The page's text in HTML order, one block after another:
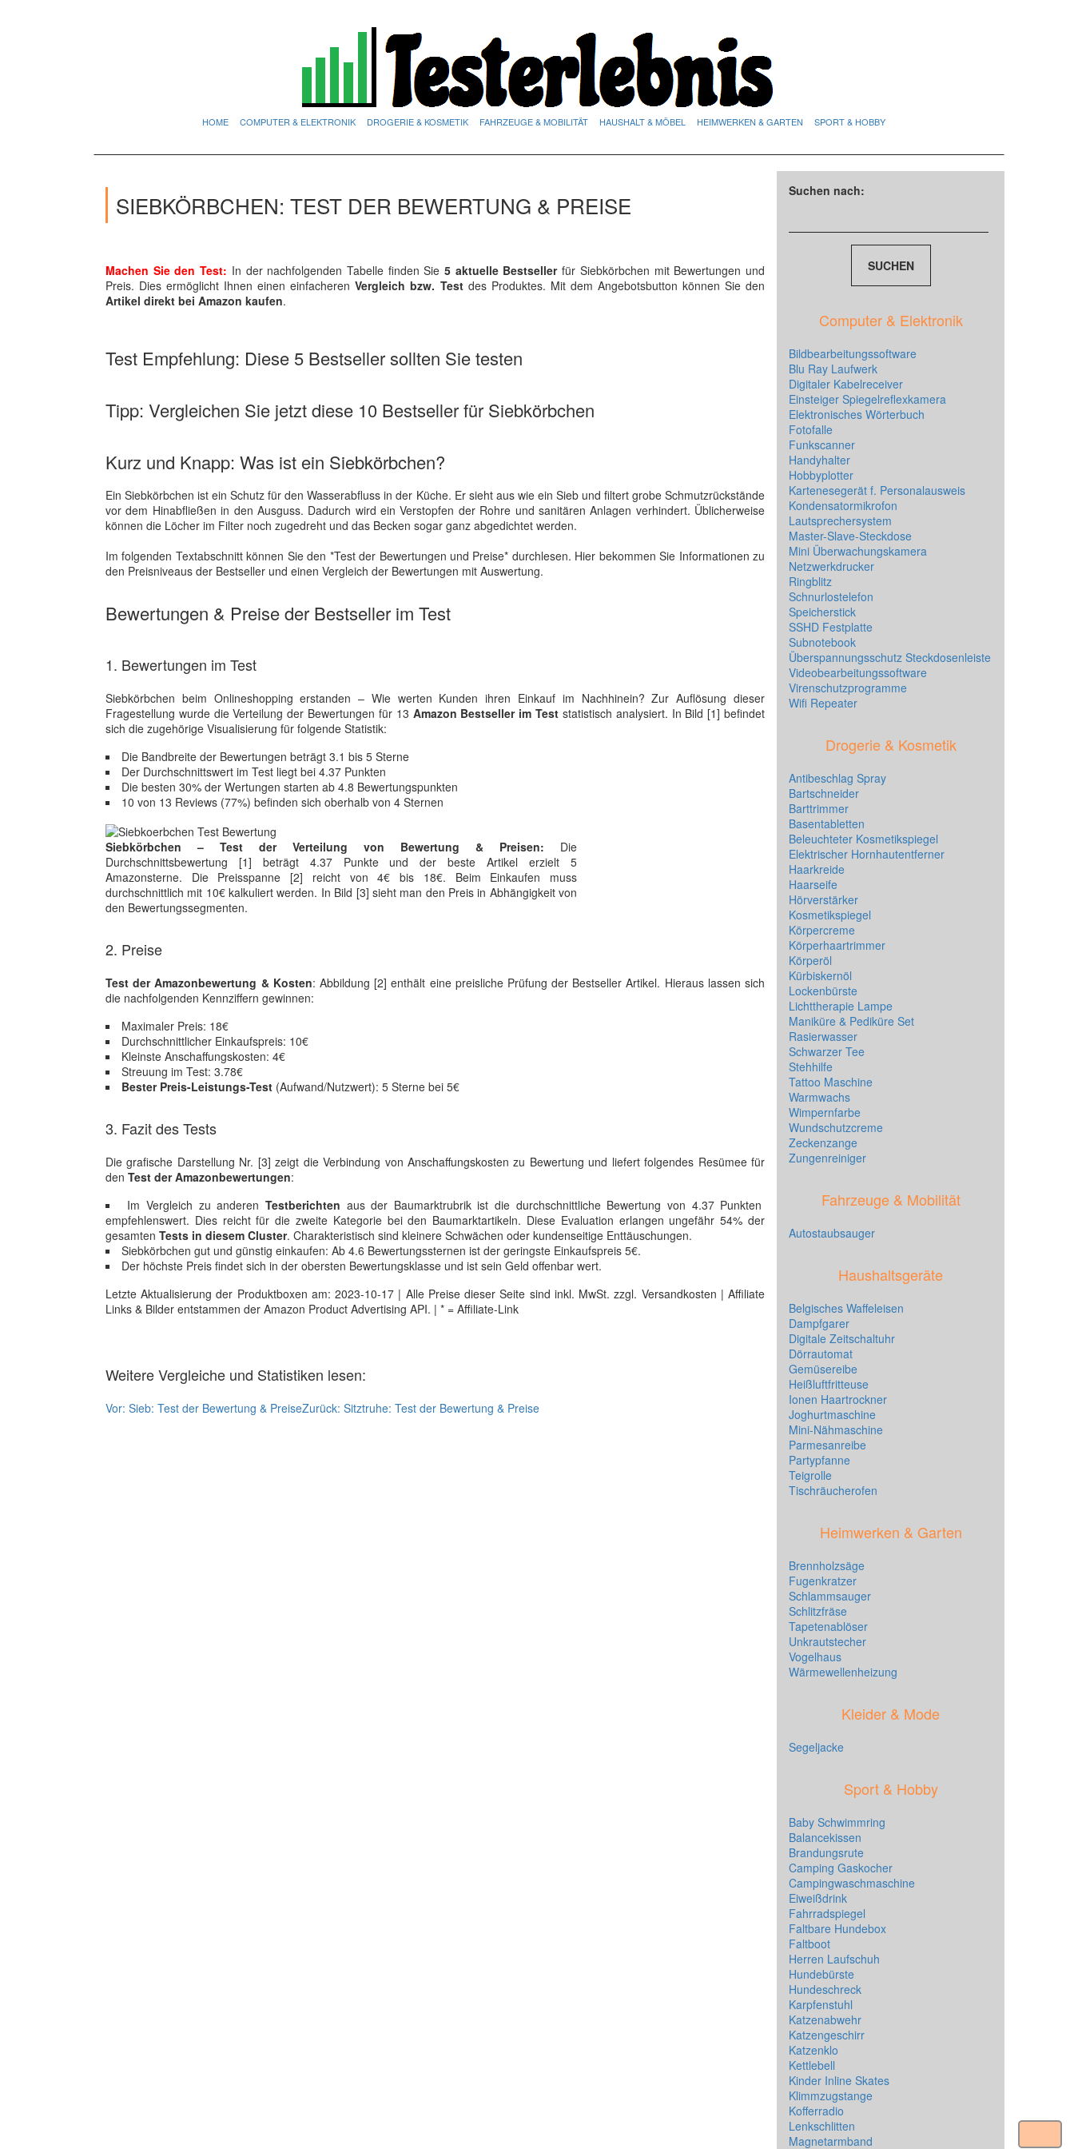
HOME COMPUTER & ELEKTRONIK DROGERIE & KOSMETIK FAHRZEUGE & MOBILITÄT HAUSHALT & MÖBEL HEIMWERKEN & GARTEN SPORT & HOBBY
SIEBKÖRBCHEN: TEST DER BEWERTUNG & PREISE
Machen Sie den Test: In der nachfolgenden Tabelle finden Sie 5 aktuelle Bestsellerfür Siebkörbchen mit Bewertungen und
Preis. Dies ermöglicht Ihnen einen einfacherenVergleich bzw. Testdes Produktes. Mit dem Angebotsbutton können Sie den
Artikel direkt bei Amazon kaufen.
Test Empfehlung: Diese 5 Bestseller sollten Sie testen
Tipp: Vergleichen Sie jetzt diese 10 Bestseller für Siebkörbchen
Kurz und Knapp: Was ist ein Siebkörbchen?
Ein Siebkörbchen ist ein Schutz für den Wasserabfluss in der Küche. Er sieht aus wie ein Sieb und filtert grobe Schmutzrückstände
vor dem Hinabfließen in den Ausguss. Dadurch wird ein Verstopfen der Rohre und sanitären Anlagen verhindert. Üblicherweise
können die Löcher im Filter noch zugedreht und das Becken sogar ganz abgedichtet werden.
Im folgenden Textabschnitt können Sie den *Test der Bewertungen und Preise* durchlesen. Hier bekommen Sie Informationen zu
den Preisniveaus der Bestseller und einen Vergleich der Bewertungen mit Auswertung.
Bewertungen & Preise der Bestseller im Test
1. Bewertungen im Test
Siebkörbchen beim Onlineshopping erstanden – Wie werten Kunden ihren Einkauf im Nachhinein? Zur Auflösung dieser
Fragestellung wurde die Verteilung der Bewertungen für 13 Amazon Bestseller im Test statistisch analysiert. In Bild [1] befindet
sich die zugehörige Visualisierung für folgende Statistik:
Die Bandbreite der Bewertungen beträgt 3.1 bis 5 Sterne
Der Durchschnittswert im Test liegt bei 4.37 Punkten
Die besten 30% der Wertungen starten ab 4.8 Bewertungspunkten
10 von 13 Reviews (77%) befinden sich oberhalb von 4 Sternen
Siebkörbchen – Test der Verteilung von Bewertung & Preisen: Die
Durchschnittsbewertung [1] beträgt 4.37 Punkte und der beste Artikel erzielt 5
Amazonsterne. Die Preisspanne [2] reicht von 4€ bis 18€. Beim Einkaufen muss
durchschnittlich mit 10€ kalkuliert werden. In Bild [3] sieht man den Preis in Abhängigkeit von
den Bewertungssegmenten.
2. Preise
Test der Amazonbewertung & Kosten: Abbildung [2] enthält eine preisliche Prüfung der Bestseller Artikel. Hieraus lassen sich
die nachfolgenden Kennziffern gewinnen:
Maximaler Preis: 18€
Durchschnittlicher Einkaufspreis: 10€
Kleinste Anschaffungskosten: 4€
Streuung im Test: 3.78€
Bester Preis-Leistungs-Test (Aufwand/Nutzwert): 5 Sterne bei 5€
3. Fazit des Tests
Die grafische Darstellung Nr. [3] zeigt die Verbindung von Anschaffungskosten zu Bewertung und liefert folgendes Resümee für
den Test der Amazonbewertungen:
Im Vergleich zu anderen Testberichten aus der Baumarktrubrik ist die durchschnittliche Bewertung von 4.37 Punkten
empfehlenswert. Dies reicht für die zweite Kategorie bei den Baumarktartikeln. Diese Evaluation erlangen ungefähr 54% der
gesamten Tests in diesem Cluster. Charakteristisch sind kleinere Schwächen oder kundenseitige Enttäuschungen.
Siebkörbchen gut und günstig einkaufen: Ab 4.6 Bewertungssternen ist der geringste Einkaufspreis 5€.
Der höchste Preis findet sich in der obersten Bewertungsklasse und ist sein Geld offenbar wert.
Letzte Aktualisierung der Produktboxen am: 2023-10-17 | Alle Preise dieser Seite sind inkl. MwSt. zzgl. Versandkosten | Affiliate
Links & Bilder entstammen der Amazon Product Advertising API. | * = Affiliate-Link
Weitere Vergleiche und Statistiken lesen:
Vor: Sieb: Test der Bewertung & PreiseZurück: Sitztruhe: Test der Bewertung & Preise
Suchen nach:
Computer & Elektronik
Bildbearbeitungssoftware
Blu Ray Laufwerk
Digitaler Kabelreceiver
Einsteiger Spiegelreflexkamera
Elektronisches Wörterbuch
Fotofalle
Funkscanner
Handyhalter
Hobbyplotter
Kartenesegerät f. Personalausweis
Kondensatormikrofon
Lautsprechersystem
Master-Slave-Steckdose
Mini Überwachungskamera
Netzwerkdrucker
Ringblitz
Schnurlostelefon
Speicherstick
SSHD Festplatte
Subnotebook
Überspannungsschutz Steckdosenleiste
Videobearbeitungssoftware
Virenschutzprogramme
Wifi Repeater
Drogerie & Kosmetik
Antibeschlag Spray
Bartschneider
Barttrimmer
Basentabletten
Beleuchteter Kosmetikspiegel
Elektrischer Hornhautentferner
Haarkreide
Haarseife
Hörverstärker
Kosmetikspiegel
Körpercreme
Körperhaartrimmer
Körperöl
Kürbiskernöl
Lockenbürste
Lichttherapie Lampe
Maniküre & Pediküre Set
Rasierwasser
Schwarzer Tee
Stehhilfe
Tattoo Maschine
Warmwachs
Wimpernfarbe
Wundschutzcreme
Zeckenzange
Zungenreiniger
Fahrzeuge & Mobilität
Autostaubsauger
Haushaltsgeräte
Belgisches Waffeleisen
Dampfgarer
Digitale Zeitschaltuhr
Dörrautomat
Gemüsereibe
Heißluftfritteuse
Ionen Haartrockner
Joghurtmaschine
Mini-Nähmaschine
Parmesanreibe
Partypfanne
Teigrolle
Tischräucherofen
Heimwerken & Garten
Brennholzsäge
Fugenkratzer
Schlammsauger
Schlitzfräse
Tapetenablöser
Unkrautstecher
Vogelhaus
Wärmewellenheizung
Kleider & Mode
Segeljacke
Sport & Hobby
Baby Schwimmring
Balancekissen
Brandungsrute
Camping Gaskocher
Campingwaschmaschine
Eiweißdrink
Fahrradspiegel
Faltbare Hundebox
Faltboot
Herren Laufschuh
Hundebürste
Hundeschreck
Karpfenstuhl
Katzenabwehr
Katzengeschirr
Katzenklo
Kettlebell
Kinder Inline Skates
Klimmzugstange
Kofferradio
Lenkschlitten
Magnetarmband